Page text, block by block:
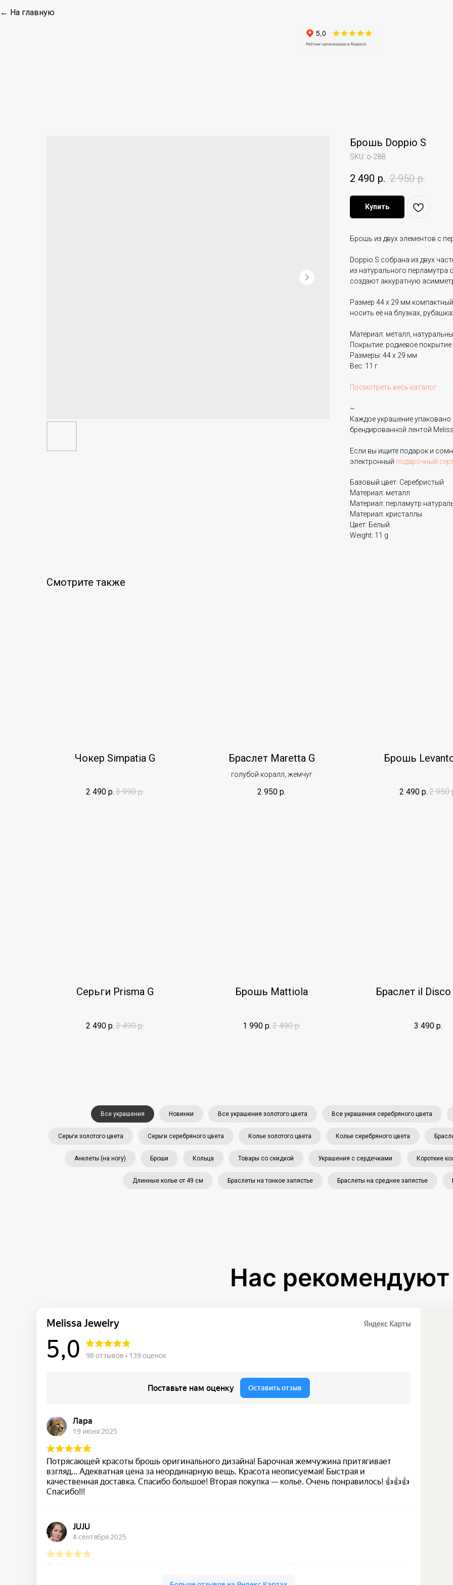
← На главную
Брошь Doppio S
SKU: o-288
2 490 р. 2 950 р.
Купить
Брошь из двух элементов с
Doppio S собрана из двух
из натурального
создают аккуратную
Размер 44 х 29 мм
носить её на блузках,
Материал: металл,
Покрытие: родиевое покрытие
Размеры: 44 х 29 мм
Вес: 11 г
Посмотреть весь каталог
~
Каждое украшение
брендированной лентой
Если вы ищите подарок и
электронный подарочный
Базовый цвет: Серебристый
Материал: металл
Материал: перламутр
Материал: кристаллы
Цвет: Белый
Weight: 11 g
Смотрите также
Чокер Simpatia G
2 490 р.3 990 р.
Браслет Maretta G
голубой коралл, жемчуг
2 950 р.
Брошь
2 490 р.2 950
Серьги Prisma G
2 490 р.3 490 р.
Брошь Mattiola
1 990 р.2 490 р.
Браслет il
3 490 р.
Все украшения Новинки Все украшения золотого цвета Все украшения серебряного цвета
Серьги золотого цвета Серьги серебряного цвета Колье золотого цвета Колье серебряного цвета
Анклеты (на ногу) Броши Кольца Товары со скидкой Украшения с сердечками Короткие
Длинные колье от 49 см Браслеты на тонкое запястье Браслеты на среднее запястье
Нас рекомендуют